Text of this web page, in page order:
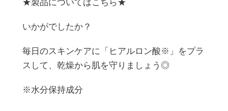
★製品についてはこちら★
いかがでしたか？
毎日のスキンケアに「ヒアルロン酸※」をプラ
スして、乾燥から肌を守りましょう◎
※水分保持成分